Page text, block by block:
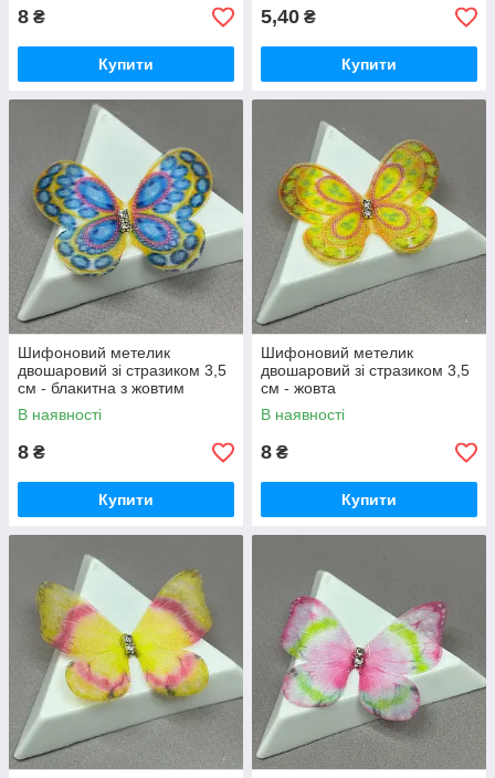
8 ₴
Купити
5,40 ₴
Купити
Шифоновий метелик
двошаровий зі стразиком 3,5
см - блакитна з жовтим
В наявності
8 ₴
Купити
Шифоновий метелик
двошаровий зі стразиком 3,5
см - жовта
В наявності
8 ₴
Купити